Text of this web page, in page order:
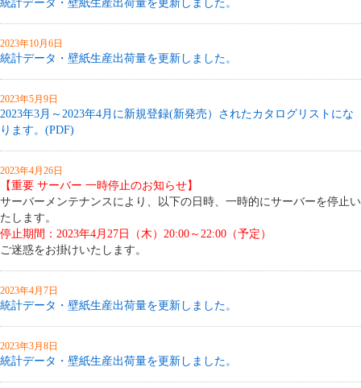
統計データ・壁紙生産出荷量を更新しました。
2023年10月6日
統計データ・壁紙生産出荷量を更新しました。
2023年5月9日
2023年3月～2023年4月に新規登録(新発売）されたカタログリストにな
ります。(PDF)
2023年4月26日
【重要 サーバー 一時停止のお知らせ】
サーバーメンテナンスにより、以下の日時、一時的にサーバーを停止い
たします。
停止期間：2023年4月27日（木）20:00～22:00（予定）
ご迷惑をお掛けいたします。
2023年4月7日
統計データ・壁紙生産出荷量を更新しました。
2023年3月8日
統計データ・壁紙生産出荷量を更新しました。